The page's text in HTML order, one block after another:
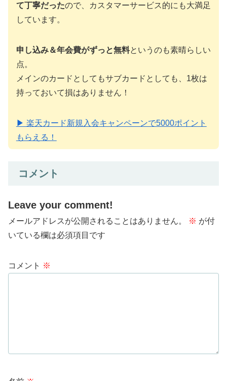
て丁寧だったので、カスタマーサービス的にも大満足
しています。
申し込み＆年会費がずっと無料というのも素晴らしい
点。
メインのカードとしてもサブカードとしても、1枚は
持っておいて損はありません！
▶ 楽天カード新規入会キャンペーンで5000ポイント
もらえる！
コメント
Leave your comment!
メールアドレスが公開されることはありません。 ※ が付
いている欄は必須項目です
コメント ※